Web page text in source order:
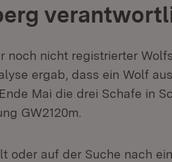
noch nicht registrierter
ergab, dass ein Wolf
Mai die drei Schafe in
GW2120m.
oder auf der Suche nach